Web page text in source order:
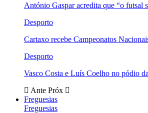
António Gaspar acredita que “o futsal
Desporto
Cartaxo recebe Campeonatos
Desporto
Vasco Costa e Luís Coelho no pódio
Ante Próx
Freguesias
Freguesias